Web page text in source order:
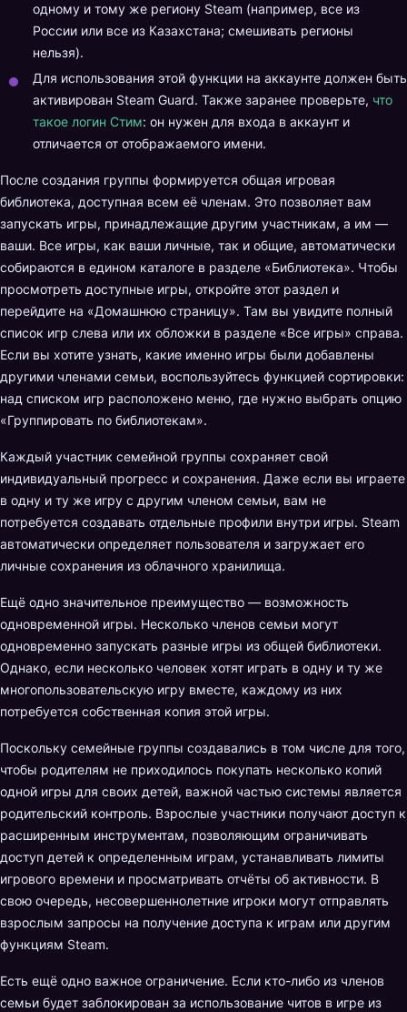
одному и тому же региону Steam (например, все из
России или все из Казахстана; смешивать регионы
нельзя).
Для использования этой функции на аккаунте должен быть
активирован Steam Guard. Также заранее проверьте, что
такое логин Стим: он нужен для входа в аккаунт и
отличается от отображаемого имени.
После создания группы формируется общая игровая
библиотека, доступная всем её членам. Это позволяет вам
запускать игры, принадлежащие другим участникам, а им —
ваши. Все игры, как ваши личные, так и общие, автоматически
собираются в едином каталоге в разделе «Библиотека». Чтобы
просмотреть доступные игры, откройте этот раздел и
перейдите на «Домашнюю страницу». Там вы увидите полный
список игр слева или их обложки в разделе «Все игры» справа.
Если вы хотите узнать, какие именно игры были добавлены
другими членами семьи, воспользуйтесь функцией сортировки:
над списком игр расположено меню, где нужно выбрать опцию
«Группировать по библиотекам».
Каждый участник семейной группы сохраняет свой
индивидуальный прогресс и сохранения. Даже если вы играете
в одну и ту же игру с другим членом семьи, вам не
потребуется создавать отдельные профили внутри игры. Steam
автоматически определяет пользователя и загружает его
личные сохранения из облачного хранилища.
Ещё одно значительное преимущество — возможность
одновременной игры. Несколько членов семьи могут
одновременно запускать разные игры из общей библиотеки.
Однако, если несколько человек хотят играть в одну и ту же
многопользовательскую игру вместе, каждому из них
потребуется собственная копия этой игры.
Поскольку семейные группы создавались в том числе для того,
чтобы родителям не приходилось покупать несколько копий
одной игры для своих детей, важной частью системы является
родительский контроль. Взрослые участники получают доступ к
расширенным инструментам, позволяющим ограничивать
доступ детей к определенным играм, устанавливать лимиты
игрового времени и просматривать отчёты об активности. В
свою очередь, несовершеннолетние игроки могут отправлять
взрослым запросы на получение доступа к играм или другим
функциям Steam.
Есть ещё одно важное ограничение. Если кто-либо из членов
семьи будет заблокирован за использование читов в игре из